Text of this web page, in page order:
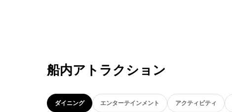
船内アトラクション
ダイニング エンターテインメント アクティビティ